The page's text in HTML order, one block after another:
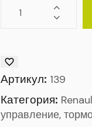
Артикул: 139
Категория:
управление,